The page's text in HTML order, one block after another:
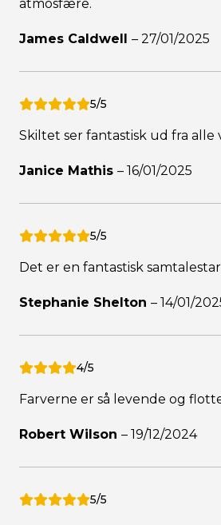
atmosfære.
James Caldwell – 27/01/2025
5/5
Skiltet ser fantastisk ud fra alle
Janice Mathis – 16/01/2025
5/5
Det er en fantastisk
Stephanie Shelton – 14/01/
4/5
Farverne er så levende og
Robert Wilson – 19/12/2024
5/5